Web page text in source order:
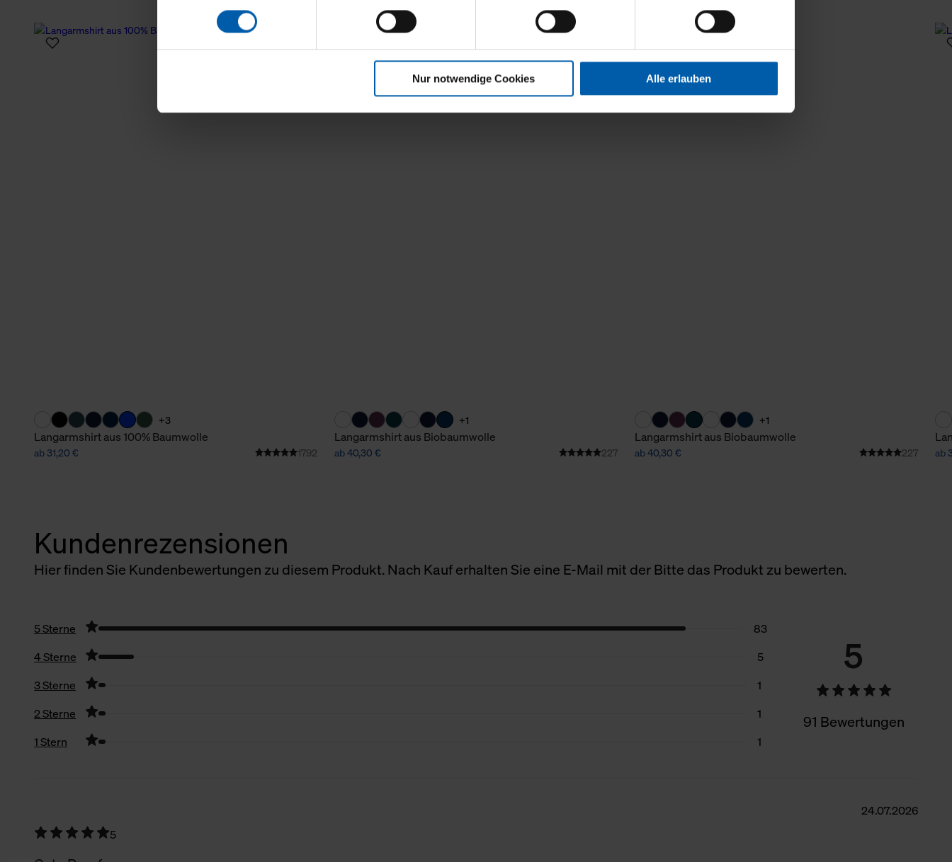
sowie für Marketing-, Statistik- und Tracking-Zwecke zur Analyse und Optimierung unserer Webpräsenz speichern wir
personenbezogene Informationen. Diese übermitteln wir in anonymisierter Form an Dritte wie etwa unsere
Klicken Sie auf "Alle erlauben", damit wir alle Cookies und Web-Technologien für Ihr personalisiertes Einkaufserlebnis
verwenden dürfen. Über die jeweiligen Schaltflächen können Sie die Arten der Cookies selbst festlegen, die Sie erlauben
Nur notwendige Cookies Alle erlauben
+3
Langarmshirt aus 100% Baumwolle
ab 31,20 € 1792
+1
Langarmshirt aus Biobaumwolle
ab 40,30 € 227
+1
Langarmshirt aus Biobaumwolle
ab 40,30 € 227 ab
Kundenrezensionen
Hier finden Sie Kundenbewertungen zu diesem Produkt. Nach Kauf erhalten Sie eine E-Mail mit der Bitte das Produkt zu bewerten.
5
91 Bewertungen
5 Sterne
83
4 Sterne
5
3 Sterne
1
2 Sterne
1
1 Stern
1
24.07.2026
5